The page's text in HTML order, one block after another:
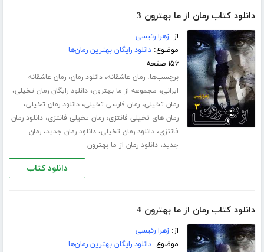
دانلود کتاب رمان از ما بهترون 3
از:زهرا رئیسی
موضوع:دانلود رایگان بهترین رمان‌ها
۱۵۶ صفحه
برچسب‌ها:رمان عاشقانه،دانلود رمان،رمان عاشقانه
ایرانی، مجموعه از ما بهترون،دانلود رایگان رمان تخیلی،
رمان تخیلی،رمان فارسی تخیلی،دانلود رمان تخیلی،
رمان های تخیلی فانتزی،رمان تخیلی فانتزی،دانلود رمان
فانتزی،دانلود رمان تخیلی،دانلود رمان جدید،رمان
جدید،دانلود رمان از ما بهترون
دانلود کتاب
دانلود کتاب رمان از ما بهترون 4
از:زهرا رئیسی
موضوع:دانلود رایگان بهترین رمان‌ها